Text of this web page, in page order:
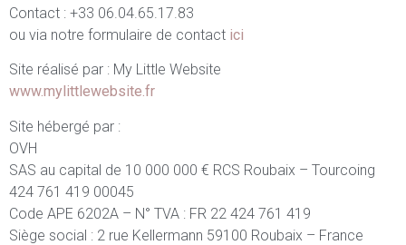
Contact : +33 06.04.65.17.83
ou via notre formulaire de contact ici
Site réalisé par : My Little Website
www.mylittlewebsite.fr
Site hébergé par :
OVH
SAS au capital de 10 000 000 € RCS Roubaix – Tourcoing
424 761 419 00045
Code APE 6202A – N° TVA : FR 22 424 761 419
Siège social : 2 rue Kellermann 59100 Roubaix – France